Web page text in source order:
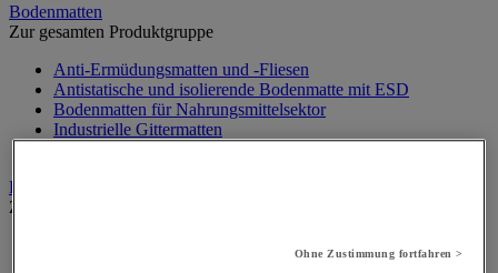
Bodenmatten
Zur gesamten Produktgruppe
Anti-Ermüdungsmatten und -Fliesen
Antistatische und isolierende Bodenmatte mit ESD
Bodenmatten für Nahrungsmittelsektor
Industrielle Gittermatten
Förderanlage
Zur gesamten Produktgruppe
Ohne Zustimmung fortfahren >